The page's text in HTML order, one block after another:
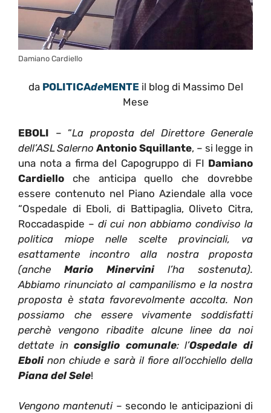
Damiano Cardiello
da POLITICAdeMENTE il blog di Massimo Del
Mese
EBOLI – “La proposta del Direttore Generale
dell’ASL Salerno Antonio Squillante, – si legge in
una nota a firma del Capogruppo di FI Damiano
Cardiello che anticipa quello che dovrebbe
essere contenuto nel Piano Aziendale alla voce
“Ospedale di Eboli, di Battipaglia, Oliveto Citra,
Roccadaspide – di cui non abbiamo condiviso la
politica miope nelle scelte provinciali, va
esattamente incontro alla nostra proposta
(anche Mario Minervinil’ha sostenuta).
Abbiamo rinunciato al campanilismo e la nostra
proposta è stata favorevolmente accolta. Non
possiamo che essere vivamente soddisfatti
perchè vengono ribadite alcune linee da noi
dettate inconsiglio comunale: l’Ospedale di
Ebolinon chiude e sarà il fiore all’occhiello della
Piana del Sele!
Vengono mantenuti– secondo le anticipazioni di